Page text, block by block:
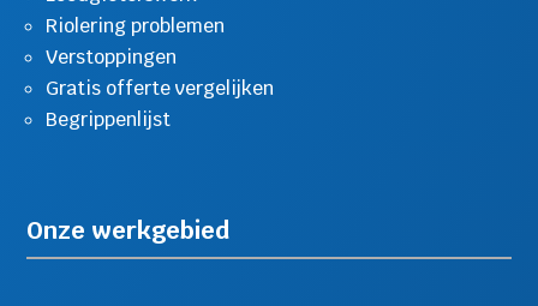
Riolering problemen
Verstoppingen
Gratis offerte vergelijken
Begrippenlijst
Onze werkgebied